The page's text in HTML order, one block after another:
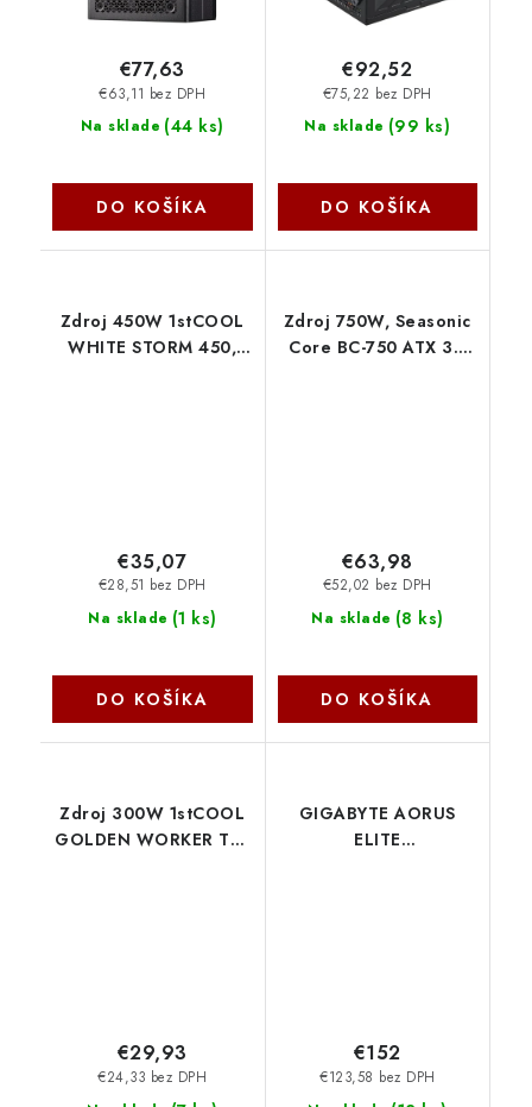
Na sklade (44 ks)
€63,11 bez DPH
€77,63
DO KOŠÍKA
Na sklade (99 ks)
€75,22 bez DPH
€92,52
DO KOŠÍKA
Zdroj 450W 1stCOOL
WHITE STORM 450,
Na sklade (1 ks)
€28,51 bez DPH
€35,07
DO KOŠÍKA
Zdroj 750W, Seasonic
Core BC-750 ATX 3.1
Na sklade (8 ks)
€52,02 bez DPH
€63,98
DO KOŠÍKA
Zdroj 300W 1stCOOL
GOLDEN WORKER TFX
€24,33 bez DPH
€29,93
GIGABYTE AORUS
ELITE
€123,58 bez DPH
€152